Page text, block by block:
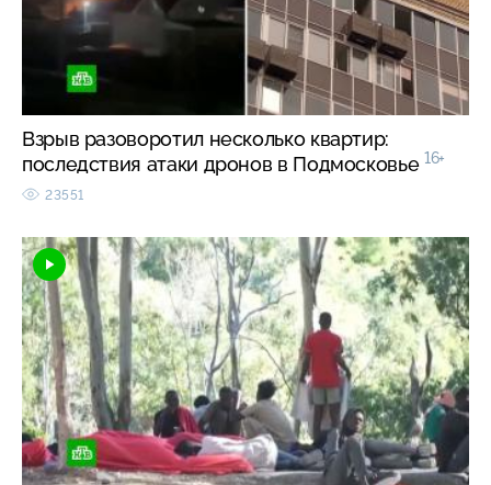
Взрыв разоворотил несколько квартир:
последствия атаки дронов в Подмосковье 16+
23551